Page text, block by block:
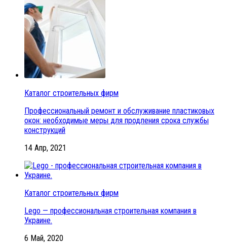
Каталог строительных фирм
Профессиональный ремонт и обслуживание пластиковых
окон: необходимые меры для продления срока службы
конструкций
14 Апр, 2021
Каталог строительных фирм
Lego — профессиональная строительная компания в
Украине.
6 Май, 2020